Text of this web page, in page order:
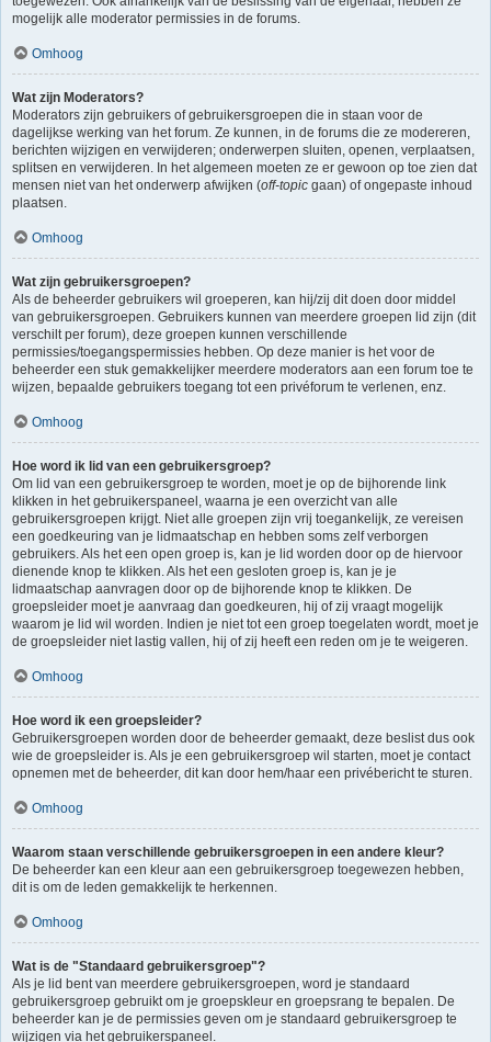
mogelijk alle moderator permissies in de forums.
Omhoog
Wat zijn Moderators?
Moderators zijn gebruikers of gebruikersgroepen die in staan voor de
dagelijkse werking van het forum. Ze kunnen, in de forums die ze modereren,
berichten wijzigen en verwijderen; onderwerpen sluiten, openen, verplaatsen,
splitsen en verwijderen. In het algemeen moeten ze er gewoon op toe zien dat
mensen niet van het onderwerp afwijken (off-topic gaan) of ongepaste inhoud
plaatsen.
Omhoog
Wat zijn gebruikersgroepen?
Als de beheerder gebruikers wil groeperen, kan hij/zij dit doen door middel
van gebruikersgroepen. Gebruikers kunnen van meerdere groepen lid zijn (dit
verschilt per forum), deze groepen kunnen verschillende
permissies/toegangspermissies hebben. Op deze manier is het voor de
beheerder een stuk gemakkelijker meerdere moderators aan een forum toe te
wijzen, bepaalde gebruikers toegang tot een privéforum te verlenen, enz.
Omhoog
Hoe word ik lid van een gebruikersgroep?
Om lid van een gebruikersgroep te worden, moet je op de bijhorende link
klikken in het gebruikerspaneel, waarna je een overzicht van alle
gebruikersgroepen krijgt. Niet alle groepen zijn vrij toegankelijk, ze vereisen
een goedkeuring van je lidmaatschap en hebben soms zelf verborgen
gebruikers. Als het een open groep is, kan je lid worden door op de hiervoor
dienende knop te klikken. Als het een gesloten groep is, kan je je
lidmaatschap aanvragen door op de bijhorende knop te klikken. De
groepsleider moet je aanvraag dan goedkeuren, hij of zij vraagt mogelijk
waarom je lid wil worden. Indien je niet tot een groep toegelaten wordt, moet je
de groepsleider niet lastig vallen, hij of zij heeft een reden om je te weigeren.
Omhoog
Hoe word ik een groepsleider?
Gebruikersgroepen worden door de beheerder gemaakt, deze beslist dus ook
wie de groepsleider is. Als je een gebruikersgroep wil starten, moet je contact
opnemen met de beheerder, dit kan door hem/haar een privébericht te sturen.
Omhoog
Waarom staan verschillende gebruikersgroepen in een andere kleur?
De beheerder kan een kleur aan een gebruikersgroep toegewezen hebben,
dit is om de leden gemakkelijk te herkennen.
Omhoog
Wat is de "Standaard gebruikersgroep"?
Als je lid bent van meerdere gebruikersgroepen, word je standaard
gebruikersgroep gebruikt om je groepskleur en groepsrang te bepalen. De
beheerder kan je de permissies geven om je standaard gebruikersgroep te
wijzigen via het gebruikerspaneel.